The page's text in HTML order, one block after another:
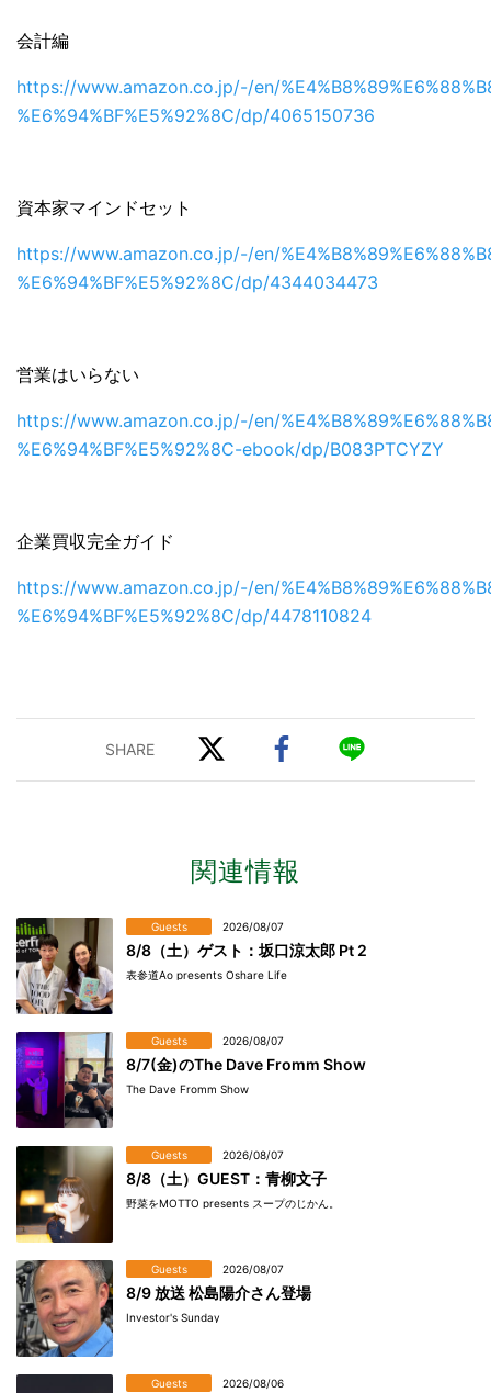
会計編
https://www.amazon.co.jp/-/en/
%E6%94%BF%E5%92%8C/dp/4065150736
資本家マインドセット
https://www.amazon.co.jp/-/en/
%E6%94%BF%E5%92%8C/dp/4344034473
営業はいらない
https://www.amazon.co.jp/-/en/
%E6%94%BF%E5%92%8C-ebook/dp/B083PTCYZY
企業買収完全ガイド
https://www.amazon.co.jp/-/en/
%E6%94%BF%E5%92%8C/dp/4478110824
関連情報
Guests 2026/08/07
8/8（土）ゲスト：坂口涼太郎 Pt 2
表参道Ao presents Oshare Life
Guests 2026/08/07
8/7(金)のThe Dave Fromm Show
The Dave Fromm Show
Guests 2026/08/07
8/8（土）GUEST：青柳文子
野菜をMOTTO presents スープのじかん。
Guests 2026/08/07
8/9 放送 松島陽介さん登場
Investor's Sunday
Guests 2026/08/06